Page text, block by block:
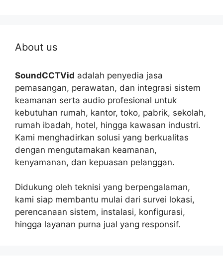
About us
SoundCCTVid adalah penyedia jasa
pemasangan, perawatan, dan integrasi sistem
keamanan serta audio profesional untuk
kebutuhan rumah, kantor, toko, pabrik, sekolah,
rumah ibadah, hotel, hingga kawasan industri.
Kami menghadirkan solusi yang berkualitas
dengan mengutamakan keamanan,
kenyamanan, dan kepuasan pelanggan.
Didukung oleh teknisi yang berpengalaman,
kami siap membantu mulai dari survei lokasi,
perencanaan sistem, instalasi, konfigurasi,
hingga layanan purna jual yang responsif.